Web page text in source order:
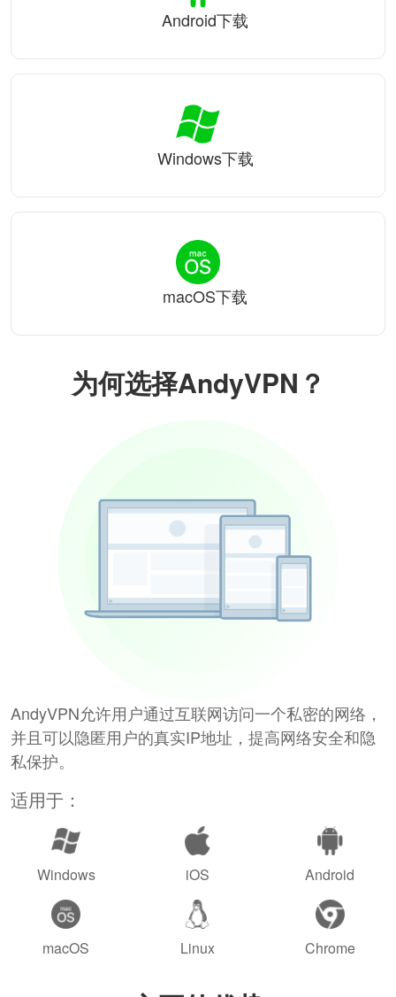
为何选择AndyVPN？
AndyVPN允许用户通过互联网访问一个私密的网络，
并且可以隐匿用户的真实IP地址，提高网络安全和隐
私保护。
适用于：
Windows iOS Android
macOS Linux Chrome
Android下载
Windows下载
macOS下载